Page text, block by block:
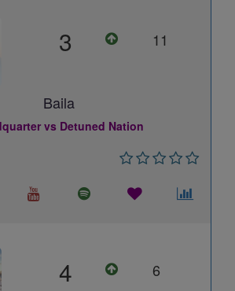
3 11
Baila
vs Detuned Nation
4 6